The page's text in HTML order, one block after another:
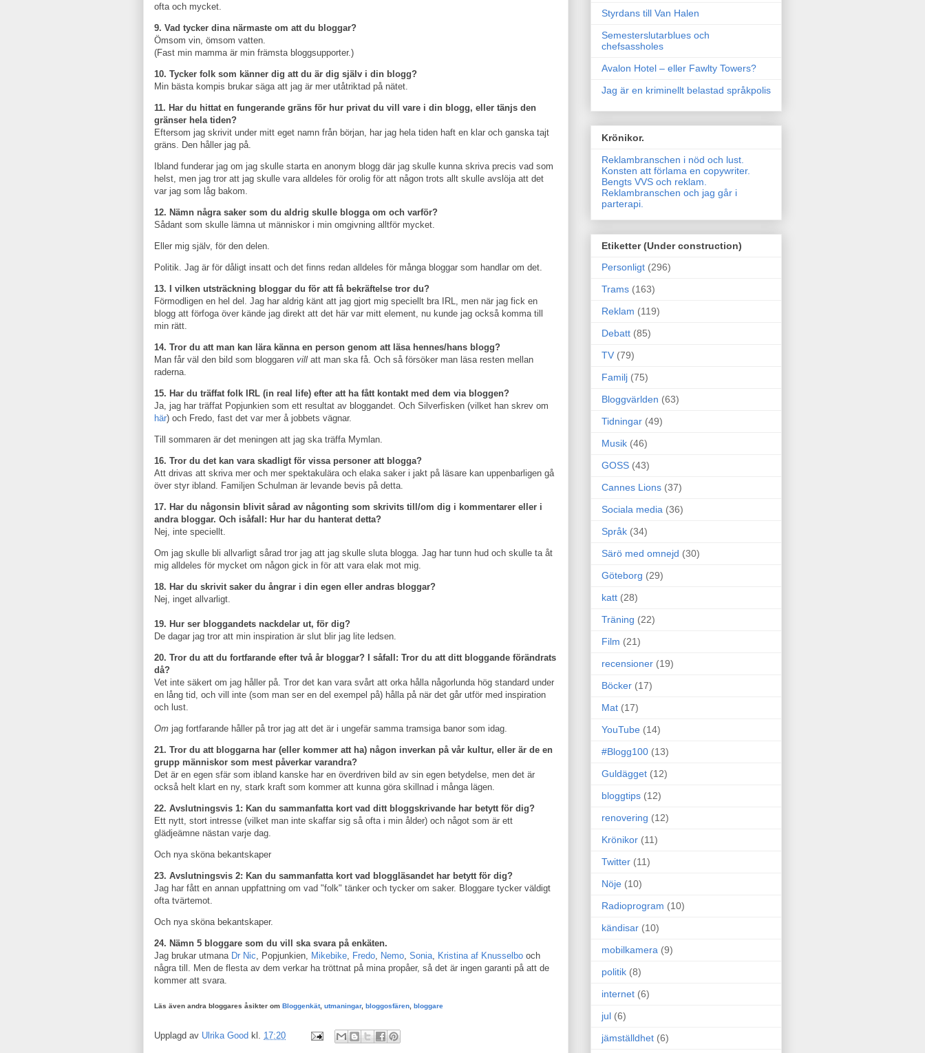
ofta och mycket.
9. Vad tycker dina närmaste om att du bloggar?
Ömsom vin, ömsom vatten.
(Fast min mamma är min främsta bloggsupporter.)
10. Tycker folk som känner dig att du är dig själv i din blogg?
Min bästa kompis brukar säga att jag är mer utåtriktad på nätet.
11. Har du hittat en fungerande gräns för hur privat du vill vare i din blogg, eller tänjs den
gränser hela tiden?
Eftersom jag skrivit under mitt eget namn från början, har jag hela tiden haft en klar och ganska tajt
gräns. Den håller jag på.
Ibland funderar jag om jag skulle starta en anonym blogg där jag skulle kunna skriva precis vad som
helst, men jag tror att jag skulle vara alldeles för orolig för att någon trots allt skulle avslöja att det
var jag som låg bakom.
12. Nämn några saker som du aldrig skulle blogga om och varför?
Sådant som skulle lämna ut människor i min omgivning alltför mycket.
Eller mig själv, för den delen.
Politik. Jag är för dåligt insatt och det finns redan alldeles för många bloggar som handlar om det.
13. I vilken utsträckning bloggar du för att få bekräftelse tror du?
Förmodligen en hel del. Jag har aldrig känt att jag gjort mig speciellt bra IRL, men när jag fick en
blogg att förfoga över kände jag direkt att det här var mitt element, nu kunde jag också komma till
min rätt.
14. Tror du att man kan lära känna en person genom att läsa hennes/hans blogg?
Man får väl den bild som bloggaren vill att man ska få. Och så försöker man läsa resten mellan
raderna.
15. Har du träffat folk IRL (in real life) efter att ha fått kontakt med dem via bloggen?
Ja, jag har träffat Popjunkien som ett resultat av bloggandet. Och Silverfisken (vilket han skrev om
här) och Fredo, fast det var mer å jobbets vägnar.
Till sommaren är det meningen att jag ska träffa Mymlan.
16. Tror du det kan vara skadligt för vissa personer att blogga?
Att drivas att skriva mer och mer spektakulära och elaka saker i jakt på läsare kan uppenbarligen gå
över styr ibland. Familjen Schulman är levande bevis på detta.
17. Har du någonsin blivit sårad av någonting som skrivits till/om dig i kommentarer eller i
andra bloggar. Och isåfall: Hur har du hanterat detta?
Nej, inte speciellt.
Om jag skulle bli allvarligt sårad tror jag att jag skulle sluta blogga. Jag har tunn hud och skulle ta åt
mig alldeles för mycket om någon gick in för att vara elak mot mig.
18. Har du skrivit saker du ångrar i din egen eller andras bloggar?
Nej, inget allvarligt.
19. Hur ser bloggandets nackdelar ut, för dig?
De dagar jag tror att min inspiration är slut blir jag lite ledsen.
20. Tror du att du fortfarande efter två år bloggar? I såfall: Tror du att ditt bloggande förändrats
då?
Vet inte säkert om jag håller på. Tror det kan vara svårt att orka hålla någorlunda hög standard under
en lång tid, och vill inte (som man ser en del exempel på) hålla på när det går utför med inspiration
och lust.
Om jag fortfarande håller på tror jag att det är i ungefär samma tramsiga banor som idag.
21. Tror du att bloggarna har (eller kommer att ha) någon inverkan på vår kultur, eller är de en
grupp människor som mest påverkar varandra?
Det är en egen sfär som ibland kanske har en överdriven bild av sin egen betydelse, men det är
också helt klart en ny, stark kraft som kommer att kunna göra skillnad i många lägen.
22. Avslutningsvis 1: Kan du sammanfatta kort vad ditt bloggskrivande har betytt för dig?
Ett nytt, stort intresse (vilket man inte skaffar sig så ofta i min ålder) och något som är ett
glädjeämne nästan varje dag.
Och nya sköna bekantskaper
23. Avslutningsvis 2: Kan du sammanfatta kort vad bloggläsandet har betytt för dig?
Jag har fått en annan uppfattning om vad "folk" tänker och tycker om saker. Bloggare tycker väldigt
ofta tvärtemot.
Och nya sköna bekantskaper.
24. Nämn 5 bloggare som du vill ska svara på enkäten.
Jag brukar utmana Dr Nic, Popjunkien, Mikebike, Fredo, Nemo, Sonia, Kristina af Knusselbo och
några till. Men de flesta av dem verkar ha tröttnat på mina propåer, så det är ingen garanti på att de
kommer att svara.
Läs även andra bloggares åsikter om Bloggenkät, utmaningar, bloggosfären bloggare
Upplagd av Ulrika Good kl. 17:20
Styrdans till Van Halen
Semesterslutarblues och
chefsassholes
Avalon Hotel – eller Fawlty Towers?
Jag är en kriminellt belastad språkpolis
Krönikor.
Reklambranschen i nöd och lust.
Konsten att förlama en copywriter.
Bengts VVS och reklam.
Reklambranschen och jag går i
parterapi.
Etiketter (Under construction)
Personligt (296)
Trams (163)
Reklam (119)
Debatt (85)
TV (79)
Familj (75)
Bloggvärlden (63)
Tidningar (49)
Musik (46)
GOSS (43)
Cannes Lions (37)
Sociala media (36)
Språk (34)
Särö med omnejd (30)
Göteborg (29)
katt (28)
Träning (22)
Film (21)
recensioner (19)
Böcker (17)
Mat (17)
YouTube (14)
#Blogg100 (13)
Guldägget (12)
bloggtips (12)
renovering (12)
Krönikor (11)
Twitter (11)
Nöje (10)
Radioprogram (10)
kändisar (10)
mobilkamera (9)
politik (8)
internet (6)
jul (6)
jämställdhet (6)